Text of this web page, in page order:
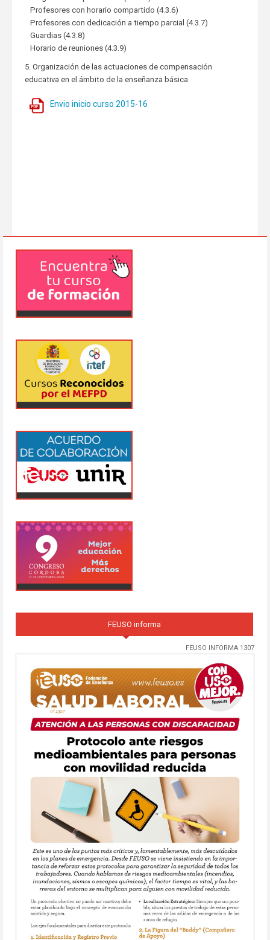
Profesores con horario compartido (4.3.6)
Profesores con dedicación a tiempo parcial (4.3.7)
Guardias (4.3.8)
Horario de reuniones (4.3.9)
5. Organización de las actuaciones de compensación
educativa en el ámbito de la enseñanza básica
Envio inicio curso 2015-16
FEUSO informa
FEUSO INFORMA 1307